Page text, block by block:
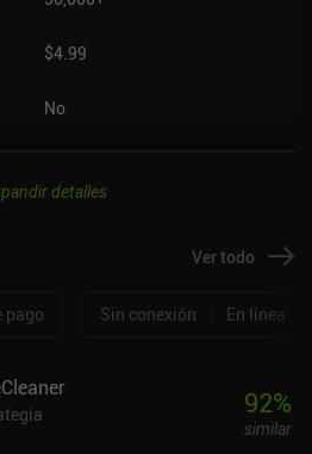
$4.99
No
detalles
Ver todo
pago Sin conexión En línea
92%
similar